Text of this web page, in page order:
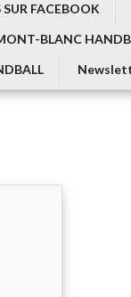
FACEBOOK
BLANC